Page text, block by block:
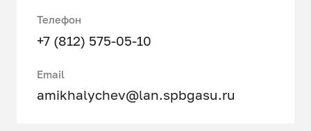
Телефон
+7 (812) 575-05-10
Email
amikhalychev@lan.spbgasu.ru